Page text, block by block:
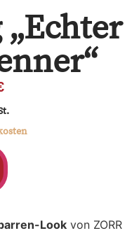
„Echter
Look von ZORR